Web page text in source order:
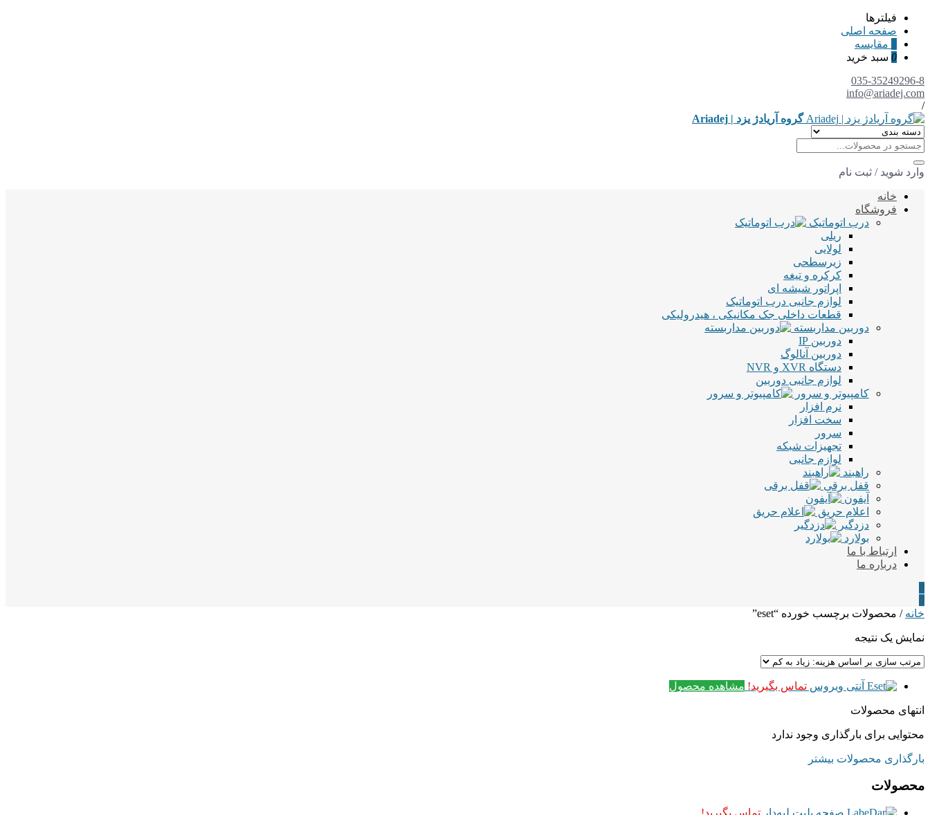
فیلترها
صفحه اصلی
مقایسه
0 سبد خرید
035-35249296-8
info@ariadej.com
/
گروه آریادژ یزد | Ariadej
وارد شوید / ثبت نام
خانه
فروشگاه
درب اتوماتیک
ریلی
لولایی
زیرسطحی
کرکره و تیغه
اپراتور شیشه ای
لوازم جانبی درب اتوماتیک
قطعات داخلی جک مکانیکی ، هیدرولیکی
دوربین مداربسته
دوربین IP
دوربین آنالوگ
دستگاه XVR و NVR
لوازم جانبی دوربین
کامپیوتر و سرور
نرم افزار
سخت افزار
سرور
تجهیزات شبکه
لوازم جانبی
راهبند
قفل برقی
آیفون
اعلام حریق
دزدگیر
بولارد
ارتباط با ما
درباره ما
0
0
خانه / محصولات برچسب خورده “eset”
نمایش یک نتیجه
آنتی ویروس تماس بگیرید! مشاهده محصول
انتهای محصولات
محتوایی برای بارگذاری وجود ندارد
بارگذاری محصولات بیشتر
محصولات